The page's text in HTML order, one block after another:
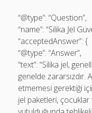
“@type”: “Question”,
“name”: “Silika Jel
“acceptedAnswer”: {
“@type”: “Answer”,
“text”: “Silika jel,
genelde zararsızdır.
etmemesi gerektiği
jel paketleri,